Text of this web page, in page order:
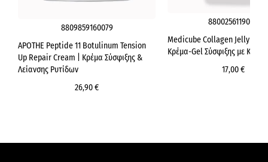
8809859160079
APOTHE Peptide 11 Botulinum Tension
Up Repair Cream | Κρέμα Σύσφιξης &
Λείανσης Ρυτίδων
26,90 €
8800256119004
Medicube Collagen Jelly
Κρέμα-Gel Σύσφιξης με
17,00 €